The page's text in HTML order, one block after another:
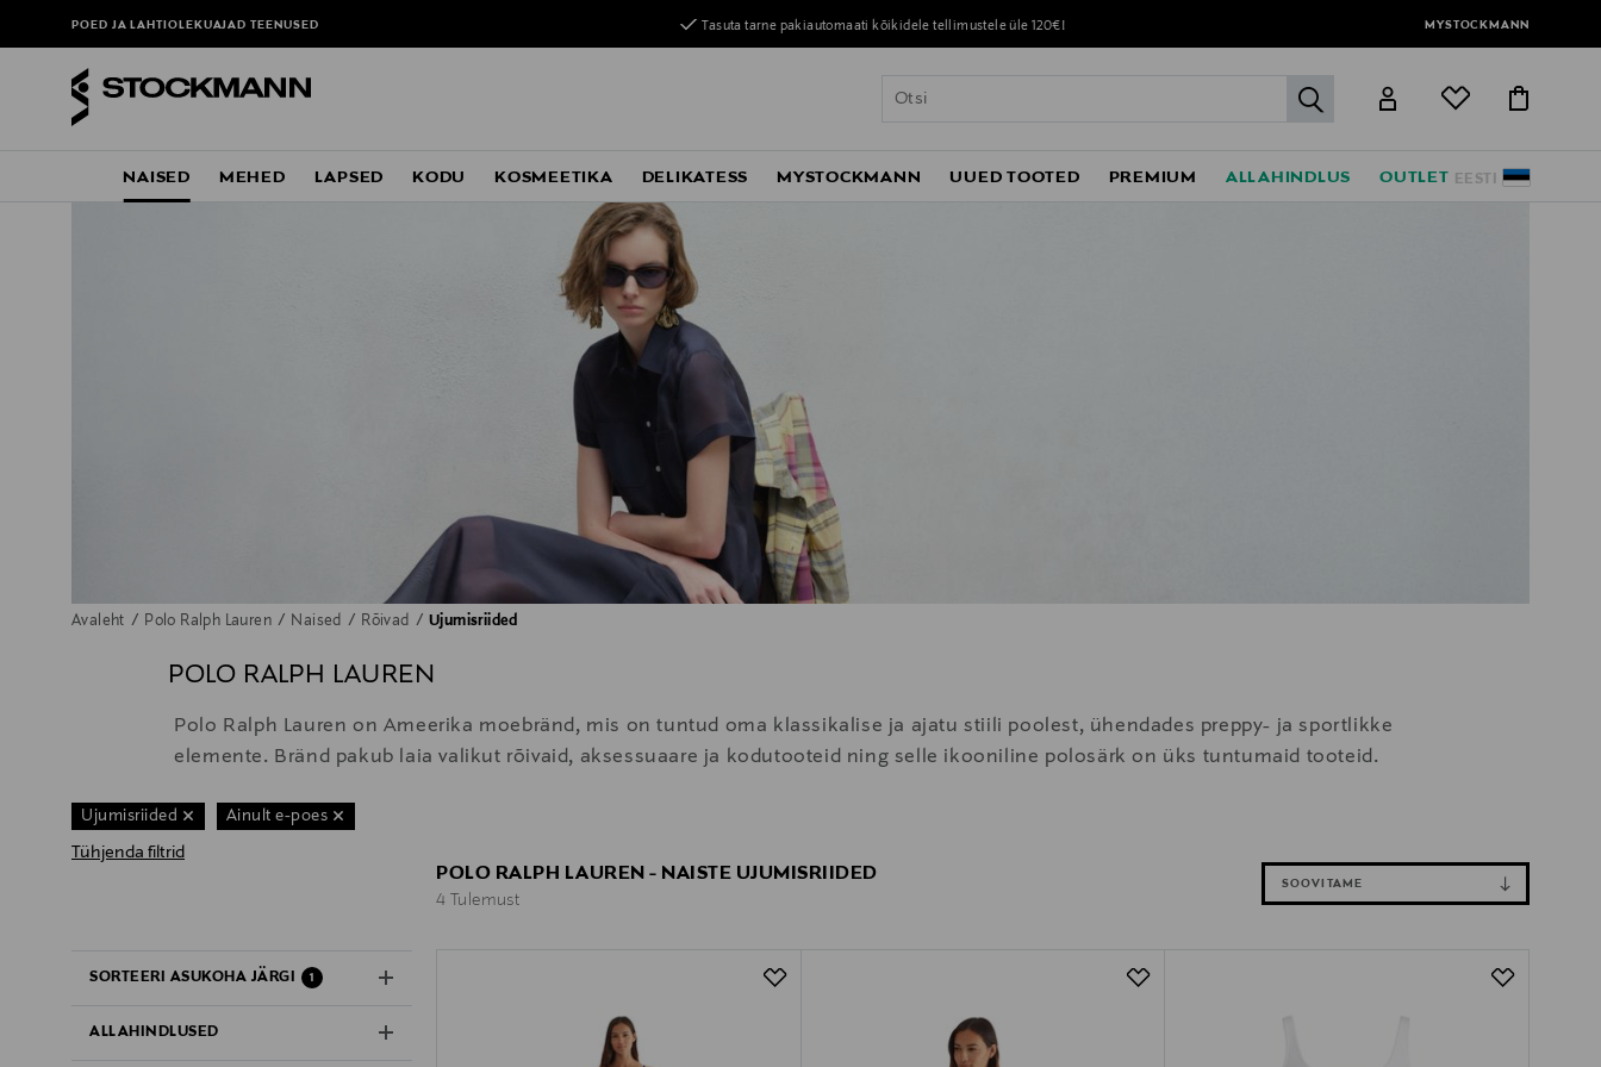
POED JA LAHTIOLEKUAJADTEENUSED Tasuta tarne pakiautomaati kõikidele tellimustele üle 120€! MYSTOCKMANN
label.header.go
EESTI
NAISED MEHED LAPSED KODU KOSMEETIKA DELIKATESS MYSTOCKMANN UUED TOOTED PREMIUM ALLAHINDLUS OUTLET
Avaleht Polo Ralph Lauren Naised Rõivad Ujumisriided
POLO RALPH LAUREN
Polo Ralph Lauren on Ameerika moebränd, mis on tuntud oma klassikalise ja ajatu stiili poolest, ühendades preppy- ja sportlikke
elemente. Bränd pakub laia valikut rõivaid, aksessuaare ja kodutooteid ning selle ikooniline polosärk on üks tuntumaid tooteid.
Ujumisriided Ainult e-poes
Tühjenda filtrid
SORTEERI ASUKOHA JÄRGI 1
ALLAHINDLUSED
POLO RALPH LAUREN - NAISTE UJUMISRIIDED
4 Tulemust
SOOVITAME